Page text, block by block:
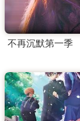
不再沉默第一季